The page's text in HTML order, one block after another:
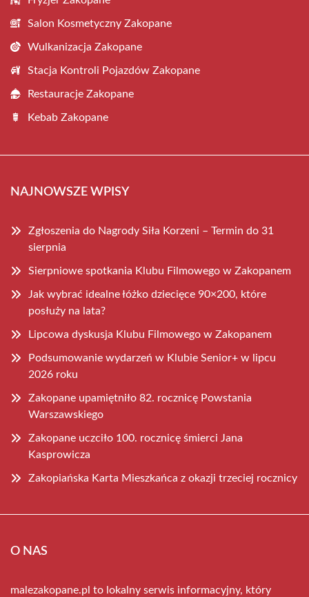
Salon Kosmetyczny Zakopane
Wulkanizacja Zakopane
Stacja Kontroli Pojazdów Zakopane
Restauracje Zakopane
Kebab Zakopane
NAJNOWSZE WPISY
Zgłoszenia do Nagrody Siła Korzeni – Termin do 31
sierpnia
Sierpniowe spotkania Klubu Filmowego w Zakopanem
Jak wybrać idealne łóżko dziecięce 90×200, które
posłuży na lata?
Lipcowa dyskusja Klubu Filmowego w Zakopanem
Podsumowanie wydarzeń w Klubie Senior+ w lipcu
2026 roku
Zakopane upamiętniło 82. rocznicę Powstania
Warszawskiego
Zakopane uczciło 100. rocznicę śmierci Jana
Kasprowicza
Zakopiańska Karta Mieszkańca z okazji trzeciej rocznicy
O NAS
malezakopane.pl to lokalny serwis informacyjny, który